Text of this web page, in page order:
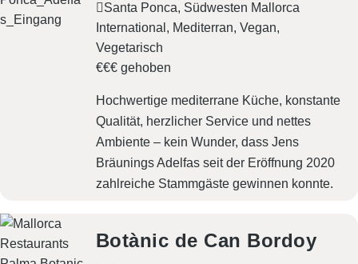
Santa Ponca, Südwesten Mallorca
International
Mediterran Vegan
Vegetarisch
€€€ gehoben
Hochwertige mediterrane Küche, konstante
Qualität, herzlicher Service und nettes
Ambiente – kein Wunder, dass Jens
Bräunings Adelfas seit der Eröffnung 2020
zahlreiche Stammgäste gewinnen konnte.
Botànic de Can Bordoy